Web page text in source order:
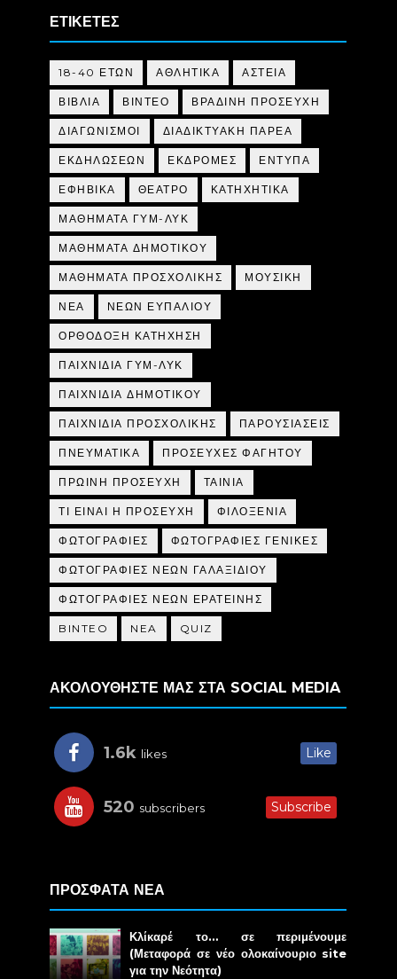
ΕΤΙΚΕΤΕΣ
18-40 ΕΤΩΝ ΑΘΛΗΤΙΚΑ ΑΣΤΕΙΑ
ΒΙΒΛΙΑ ΒΙΝΤΕΟ ΒΡΑΔΙΝΗ ΠΡΟΣΕΥΧΗ
ΔΙΑΓΩΝΙΣΜΟΙ ΔΙΑΔΙΚΤΥΑΚΗ ΠΑΡΕΑ
ΕΚΔΗΛΩΣΕΩΝ ΕΚΔΡΟΜΕΣ ΕΝΤΥΠΑ
ΕΦΗΒΙΚΑ ΘΕΑΤΡΟ ΚΑΤΗΧΗΤΙΚΑ
ΜΑΘΗΜΑΤΑ ΓΥΜ-ΛΥΚ
ΜΑΘΗΜΑΤΑ ΔΗΜΟΤΙΚΟΥ
ΜΑΘΗΜΑΤΑ ΠΡΟΣΧΟΛΙΚΗΣ ΜΟΥΣΙΚΗ
ΝΕΑ ΝΕΩΝ ΕΥΠΑΛΙΟΥ
ΟΡΘΟΔΟΞΗ ΚΑΤΗΧΗΣΗ
ΠΑΙΧΝΙΔΙΑ ΓΥΜ-ΛΥΚ
ΠΑΙΧΝΙΔΙΑ ΔΗΜΟΤΙΚΟΥ
ΠΑΙΧΝΙΔΙΑ ΠΡΟΣΧΟΛΙΚΗΣ ΠΑΡΟΥΣΙΑΣΕΙΣ
ΠΝΕΥΜΑΤΙΚΑ ΠΡΟΣΕΥΧΕΣ ΦΑΓΗΤΟΥ
ΠΡΩΙΝΗ ΠΡΟΣΕΥΧΗ ΤΑΙΝΙΑ
ΤΙ ΕΙΝΑΙ Η ΠΡΟΣΕΥΧΗ ΦΙΛΟΞΕΝΙΑ
ΦΩΤΟΓΡΑΦΙΕΣ ΦΩΤΟΓΡΑΦΙΕΣ ΓΕΝΙΚΕΣ
ΦΩΤΟΓΡΑΦΙΕΣ ΝΕΩΝ ΓΑΛΑΞΙΔΙΟΥ
ΦΩΤΟΓΡΑΦΙΕΣ ΝΕΩΝ ΕΡΑΤΕΙΝΗΣ
BINTEO NEA QUIZ
ΑΚΟΛΟΥΘΗΣΤΕ ΜΑΣ ΣΤΑ SOCIAL MEDIA
1.6k likes Like
520 subscribers Subscribe
ΠΡΟΣΦΑΤΑ ΝΕΑ
Κλίκαρέ το… σε περιμένουμε
(Μεταφορά σε νέο ολοκαίνουριο site
για την Νεότητα)